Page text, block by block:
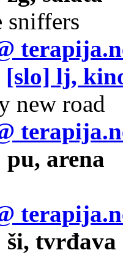
sniffers
[slo] lj,
new road
pu, arena
ši,